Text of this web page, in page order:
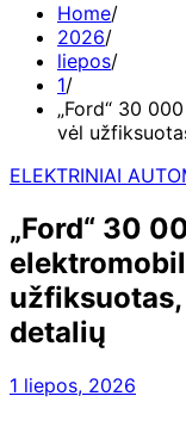
Home
2026
liepos
1
„Ford“ 30
vėl
ELEKTRINIAI
„Ford“ 30
detalių
1 liepos, 2026